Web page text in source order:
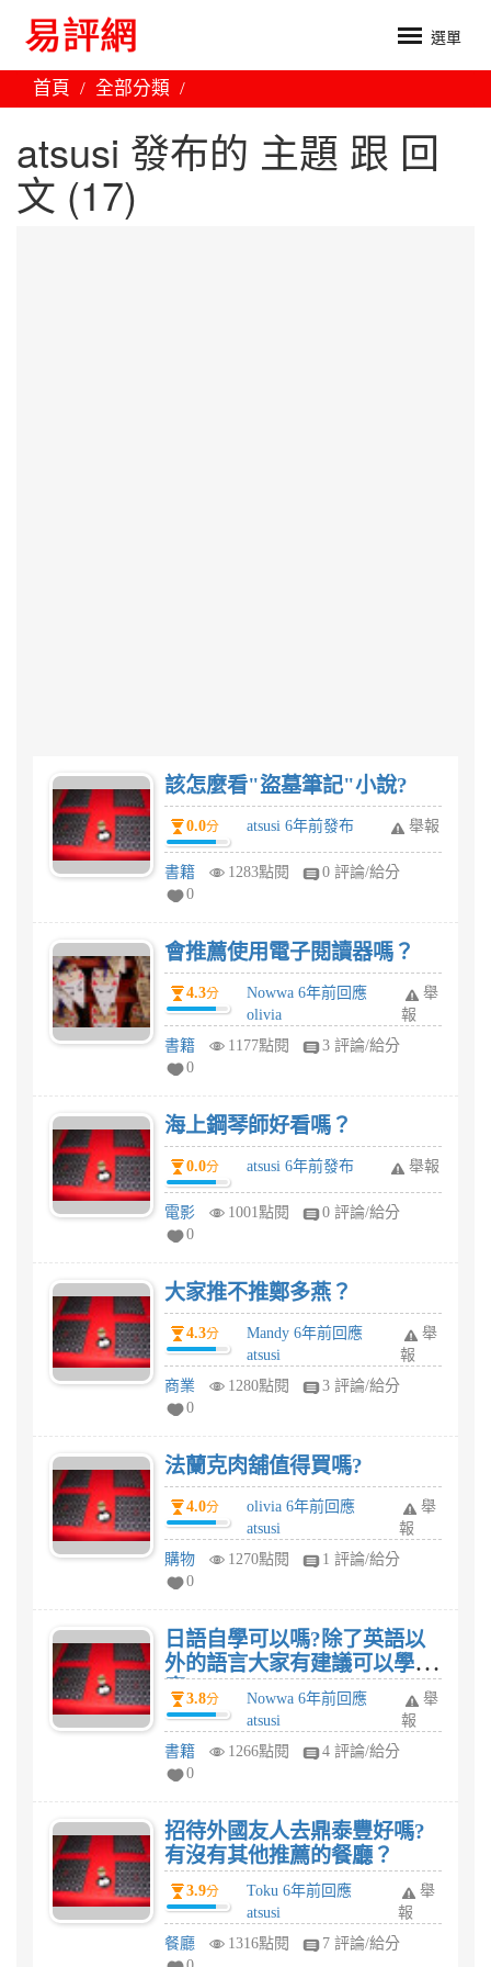
選單
首頁 全部分類
atsusi 發布的 主題 跟 回
文 (17)
該怎麼看"盜墓筆記"小說?
0.0分 atsusi 6年前發布 舉報
書籍 1283點閱
0 評論/給分
0
會推薦使用電子閱讀器嗎？
4.3分
Nowwa 6年前回應
olivia
舉
報
書籍
1177點閱
3 評論/給分
0
海上鋼琴師好看嗎？
0.0分 atsusi 6年前發布 舉報
電影 1001點閱
0 評論/給分
0
大家推不推鄭多燕？
4.3分
Mandy 6年前回應
atsusi
舉
報
商業
1280點閱
3 評論/給分
0
法蘭克肉舖值得買嗎?
4.0分
olivia 6年前回應
atsusi
舉
報
購物
1270點閱
1 評論/給分
0
日語自學可以嗎?除了英語以
外的語言大家有建議可以學甚
麼?3.8分
Nowwa 6年前回應
atsusi
舉
報
書籍
1266點閱
4 評論/給分
0
招待外國友人去鼎泰豐好嗎?
有沒有其他推薦的餐廳？
3.9分
Toku 6年前回應
atsusi
舉
報
餐廳
1316點閱
7 評論/給分